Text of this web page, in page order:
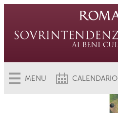
MENU CALENDARIO